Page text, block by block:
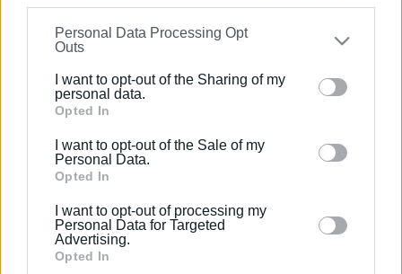
information may also be disclosed by us to third parties
on theIAB’s List of Downstream Participants
that may
further disclose it to other third parties.
Please note that this website/app uses one or more
Google services and may gather and store information
behaviour. You may click to grant or deny consent to
Google and its third-party tags to use your data for
section.
Personal Data Processing Opt
Outs
I want to opt-out of the Sharing of my
personal data.
Opted In
I want to opt-out of the Sale of my
Personal Data.
Opted In
I want to opt-out of processing my
Personal Data for Targeted
Advertising.
Opted In
αναπόσπαστο στοιχείο των ημερών του Πάσχα στο
κληρονομιά της Κέρκυρας, καθώς για αιώνες
διαμορφώνουν την μουσική παιδεία και την
Η Corfu Beer εύχεται σε όλους καλή Ανάσταση & καλό
Πάσχα με υγεία !
Εμφανίσεις: 104
Ακολουθήστε το enimerosi στο